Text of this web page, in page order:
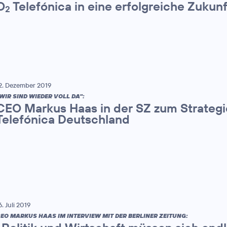
2 Telefónica in eine erfolgreiche
Dezember 2019
SIND WIEDER VOLL DA":
Markus Haas in der SZ zum
Deutschland
Juli 2019
MARKUS HAAS IM INTERVIEW MIT DER BERLINER ZEITUNG: